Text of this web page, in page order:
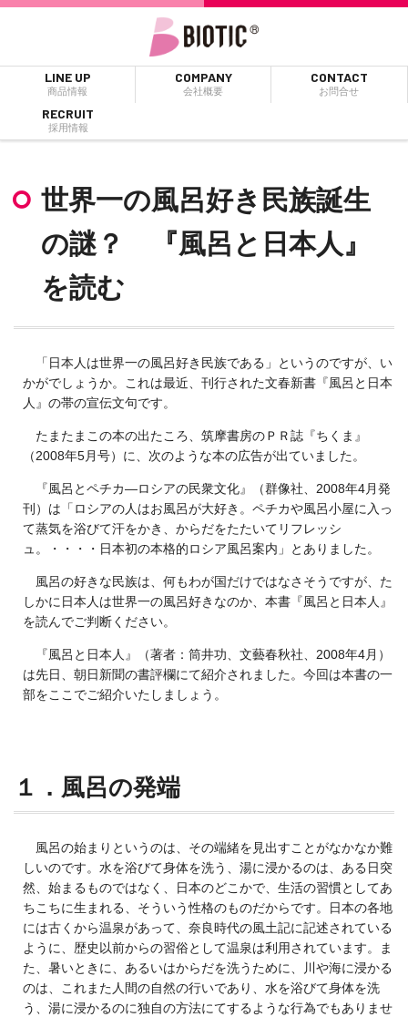
LINE UP
商品情報
COMPANY
会社概要
CONTACT
お問合せ
RECRUIT
採用情報
世界一の風呂好き民族誕生
の謎？ 『風呂と日本人』
を読む
「日本人は世界一の風呂好き民族である」というのですが、い
かがでしょうか。これは最近、刊行された文春新書『風呂と日本
人』の帯の宣伝文句です。
たまたまこの本の出たころ、筑摩書房のＰＲ誌『ちくま』
（2008年5月号）に、次のような本の広告が出ていました。
『風呂とペチカ―ロシアの民衆文化』（群像社、2008年4月発
刊）は「ロシアの人はお風呂が大好き。ペチカや風呂小屋に入っ
て蒸気を浴びて汗をかき、からだをたたいてリフレッシ
ュ。・・・・日本初の本格的ロシア風呂案内」とありました。
風呂の好きな民族は、何もわが国だけではなさそうですが、た
しかに日本人は世界一の風呂好きなのか、本書『風呂と日本人』
を読んでご判断ください。
『風呂と日本人』（著者：筒井功、文藝春秋社、2008年4月）
は先日、朝日新聞の書評欄にて紹介されました。今回は本書の一
部をここでご紹介いたしましょう。
１．風呂の発端
風呂の始まりというのは、その端緒を見出すことがなかなか難
しいのです。水を浴びて身体を洗う、湯に浸かるのは、ある日突
然、始まるものではなく、日本のどこかで、生活の習慣としてあ
ちこちに生まれる、そういう性格のものだからです。日本の各地
には古くから温泉があって、奈良時代の風土記に記述されている
ように、歴史以前からの習俗として温泉は利用されています。ま
た、暑いときに、あるいはからだを洗うために、川や海に浸かる
のは、これまた人間の自然の行いであり、水を浴びて身体を洗
う、湯に浸かるのに独自の方法にてするような行為でもありませ